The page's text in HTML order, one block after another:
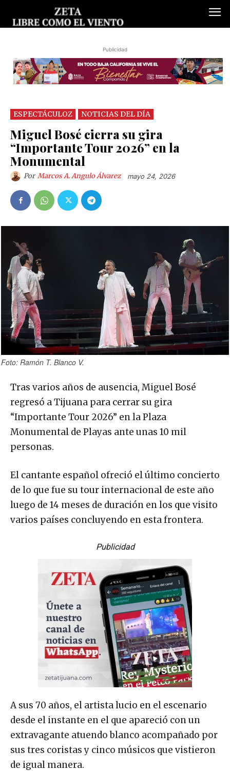
Publicidad
ESPECTÁCULOZ NOTICIAS DEL DÍA
Miguel Bosé cierra su gira
“Importante Tour 2026” en la
Monumental
Por Marcos A. Angulo Álvarez mayo 24, 2026
Foto: Ramón T. Blanco V.
Tras varios años de ausencia, Miguel Bosé
regresó a Tijuana para cerrar su gira
“Importante Tour 2026” en la Plaza
Monumental de Playas ante unas 10 mil
personas.
El cantante español ofreció el último concierto
de lo que fue su tour internacional de este año
luego de 14 meses de duración en los que visito
varios países concluyendo en esta frontera.
Publicidad
A sus 70 años, el artista lucio en el escenario
desde el instante en el que apareció con un
extravagante atuendo blanco acompañado por
sus tres coristas y cinco músicos que vistieron
de igual manera.